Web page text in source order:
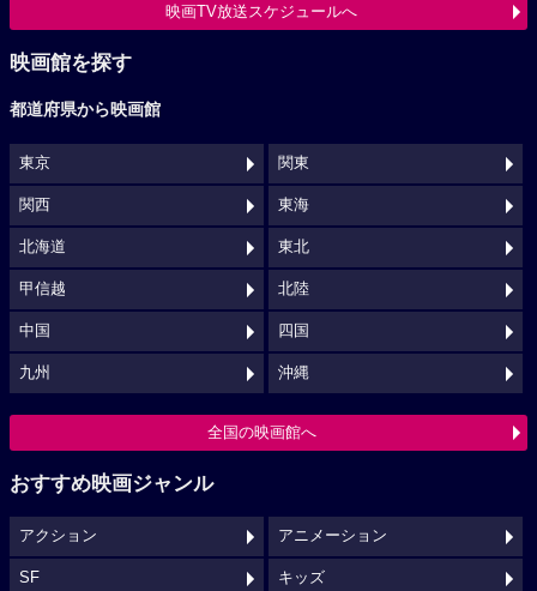
映画TV放送スケジュールへ
映画館を探す
都道府県から映画館
東京 関東
関西 東海
北海道 東北
甲信越 北陸
中国 四国
九州 沖縄
全国の映画館へ
おすすめ映画ジャンル
アクション アニメーション
SF キッズ